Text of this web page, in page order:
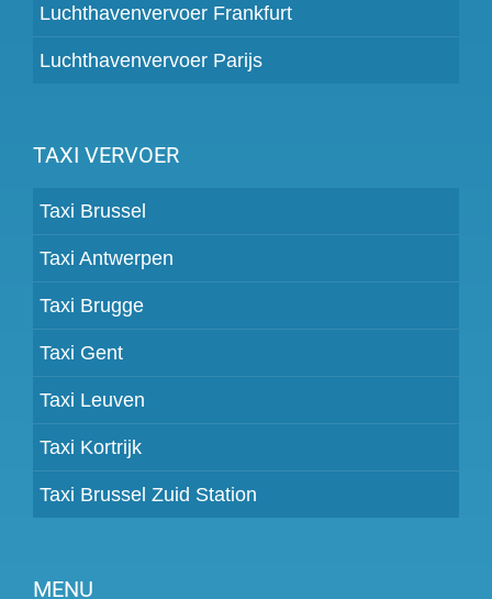
Luchthavenvervoer Frankfurt
Luchthavenvervoer Parijs
TAXI VERVOER
Taxi Brussel
Taxi Antwerpen
Taxi Brugge
Taxi Gent
Taxi Leuven
Taxi Kortrijk
Taxi Brussel Zuid Station
MENU